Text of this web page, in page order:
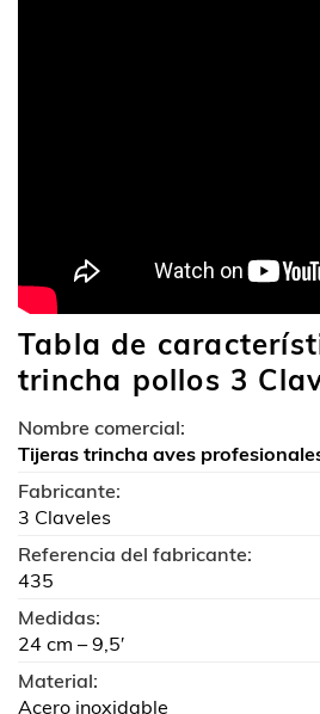
Tabla de
trincha pollos 3
Nombre comercial:
Tijeras trincha aves
Fabricante:
3 Claveles
Referencia del fabricante:
435
Medidas:
24 cm – 9,5′
Material:
Acero inoxidable